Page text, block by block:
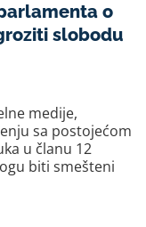
o
slobodu
medije,
sa postojećom
u članu 12
biti smešteni